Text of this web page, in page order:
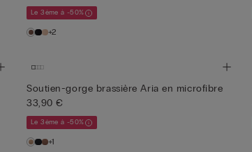
Le 3ème à -50%
+2
Soutien-gorge brassière Aria en microfibre
33,90 €
Le 3ème à -50%
+1